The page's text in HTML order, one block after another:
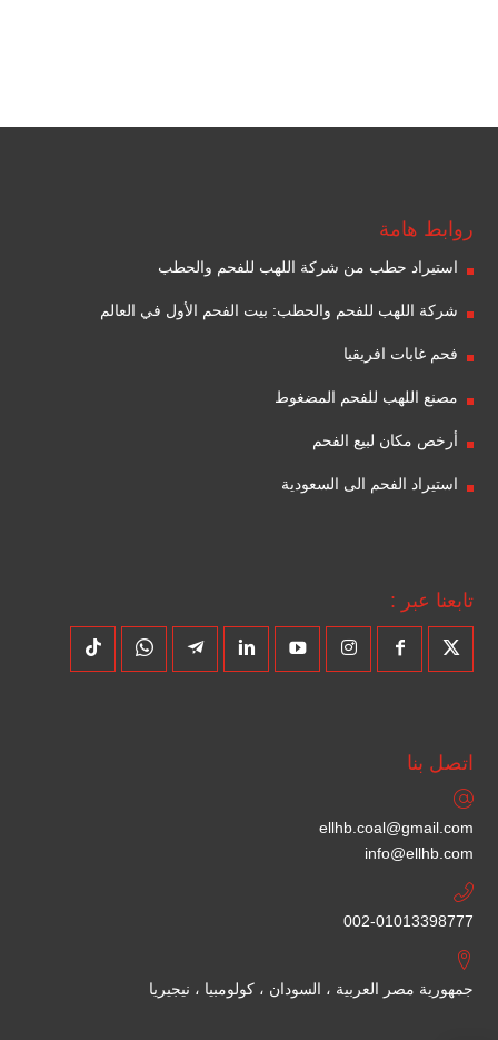
روابط هامة
استيراد حطب من شركة اللهب للفحم والحطب
شركة اللهب للفحم والحطب: بيت الفحم الأول في العالم
فحم غابات افريقيا
مصنع اللهب للفحم المضغوط
أرخص مكان لبيع الفحم
استيراد الفحم الى السعودية
تابعنا عبر :
اتصل بنا
ellhb.coal@gmail.com
info@ellhb.com
002-01013398777
جمهورية مصر العربية ، السودان ، كولومبيا ، نيجيريا